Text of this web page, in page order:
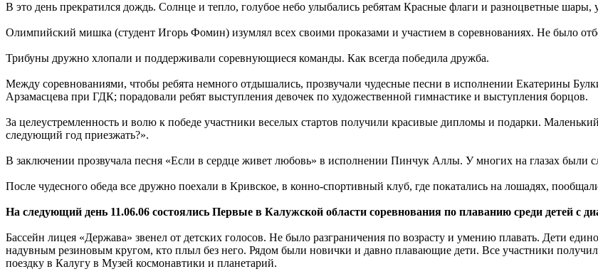
В это день прекратился дождь. Солнце и тепло, голубое небо улыбались ребятам Красные флаги и разноцветные шары,
Олимпийский мишка (студент Игорь Фомин) изумлял всех своими проказами и участием в соревнованиях. Не было
Трибуны дружно хлопали и поддерживали соревнующиеся команды. Как всегда победила дружба.
Между соревнованиями, чтобы ребята немного отдышались, прозвучали чудесные песни в исполнении Екатерины
Арзамасцева при ГДК; порадовали ребят выступления девочек по художественной гимнастике и выступления борцов.
За целеустремленность и волю к победе участники веселых стартов получили красивые дипломы и подарки.
следующий год приезжать?».
В заключении прозвучала песня «Если в сердце живет любовь» в исполнении Пинчук Аллы. У многих на глазах были
После чудесного обеда все дружно поехали в Кривское, в конно-спортивный клуб, где покатались на лошадях,
На следующий день 11.06.06 состоялись Первые в Калужской области соревнования по плаванию среди детей с
Бассейн лицея «Держава» звенел от детских голосов. Не было разграничения по возрасту и умению плавать. Дети
надувным резиновым кругом, кто плыл без него. Рядом были новички и давно плавающие дети. Все участники
поездку в Калугу в Музей космонавтики и планетарий.